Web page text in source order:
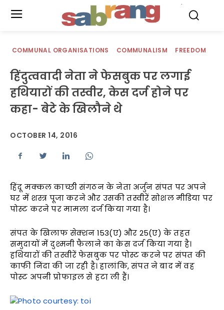
COMMUNAL ORGANISATIONS COMMUNALISM FREEDOM
हिंदुत्ववादी नेता ने फेसबुक पर लगाई
हथियारों की तस्वीर, केस दर्ज होने पर
कहा- बेटे के खिलौने थे
OCTOBER 14, 2016
हिंदू मक्कल काच्छी संगठन के नेता अर्जुन संपत पर अपने
घर में शस्त्र पूजा करने और उसकी तस्वीरें सोशल मीडिया पर
पोस्ट करने पर मामला दर्ज किया गया है।
संपत के खिलाफ सेक्शन 153(ए) और 25(ए) के तहत
समुदायों में दुश्मनी फैलाने का केस दर्ज किया गया है।
हथियारों की तस्वीरें फेसबुक पर पोस्ट करने पर संपत की
काफी निंदा की जा रही है। हालांकि, संपत ने बाद में वह
पोस्ट अपनी प्रोफाइल से हटा ली हैं।